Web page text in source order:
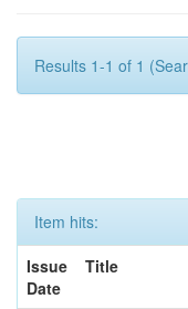
Results 1-1 of 1
Item hits:
Issue
Date
Title